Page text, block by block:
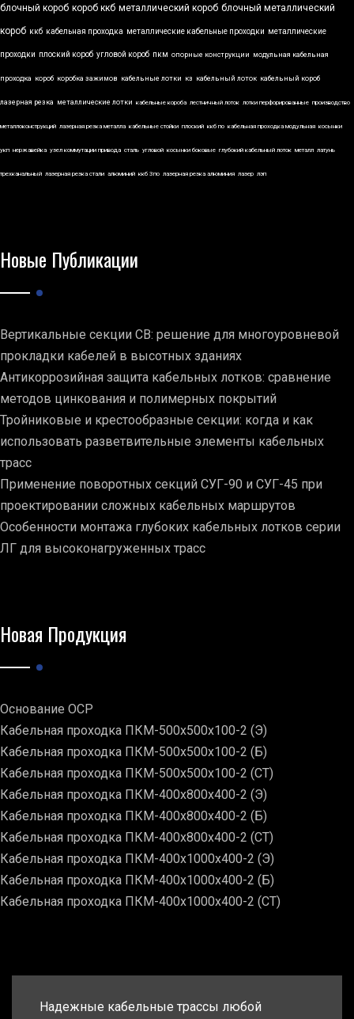
блочный короб короб ккб металлический короб блочный металлический
короб ккб кабельная проходка металлические кабельные проходки металлические
проходки плоский короб угловой короб пкм опорные конструкции модульная кабельная
проходка короб коробка зажимов кабельные лотки кз кабельный лоток кабельный короб
лазерная резка металлические лотки кабельные короба лестничный лоток лотки перфорированные производство
металлоконструкций лазерная резка металла кабельные стойки плоский ккб по кабельная проходка модульная косынки
укп нержавейка узел коммутации привода сталь угловой косынки боковые глубокий кабельный лоток металл латунь
трехканальный лазерная резка стали алюминий ккб 3по лазерная резка алюминия лазер лэп
Новые Публикации
Вертикальные секции СВ: решение для многоуровневой
прокладки кабелей в высотных зданиях
Антикоррозийная защита кабельных лотков: сравнение
методов цинкования и полимерных покрытий
Тройниковые и крестообразные секции: когда и как
использовать разветвительные элементы кабельных
трасс
Применение поворотных секций СУГ-90 и СУГ-45 при
проектировании сложных кабельных маршрутов
Особенности монтажа глубоких кабельных лотков серии
ЛГ для высоконагруженных трасс
Новая Продукция
Основание ОСР
Кабельная проходка ПКМ-500х500х100-2 (Э)
Кабельная проходка ПКМ-500х500х100-2 (Б)
Кабельная проходка ПКМ-500х500х100-2 (СТ)
Кабельная проходка ПКМ-400х800х400-2 (Э)
Кабельная проходка ПКМ-400х800х400-2 (Б)
Кабельная проходка ПКМ-400х800х400-2 (СТ)
Кабельная проходка ПКМ-400х1000х400-2 (Э)
Кабельная проходка ПКМ-400х1000х400-2 (Б)
Кабельная проходка ПКМ-400х1000х400-2 (СТ)
Надежные кабельные трассы любой